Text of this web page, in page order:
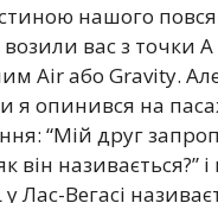
нашого
возили вас з
Air або Gravity.
я опинився на
“Мій друг
він
у Лас-Вегасі